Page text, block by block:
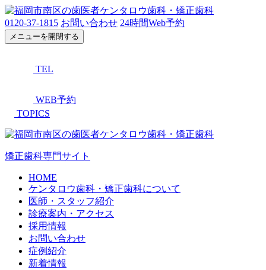
0120-37-1815 お問い合わせ 24時間Web予約
メニューを開閉する
TEL
WEB予約
TOPICS
矯正歯科専門サイト
HOME
ケンタロウ歯科・矯正歯科について
医師・スタッフ紹介
診療案内・アクセス
採用情報
お問い合わせ
症例紹介
新着情報